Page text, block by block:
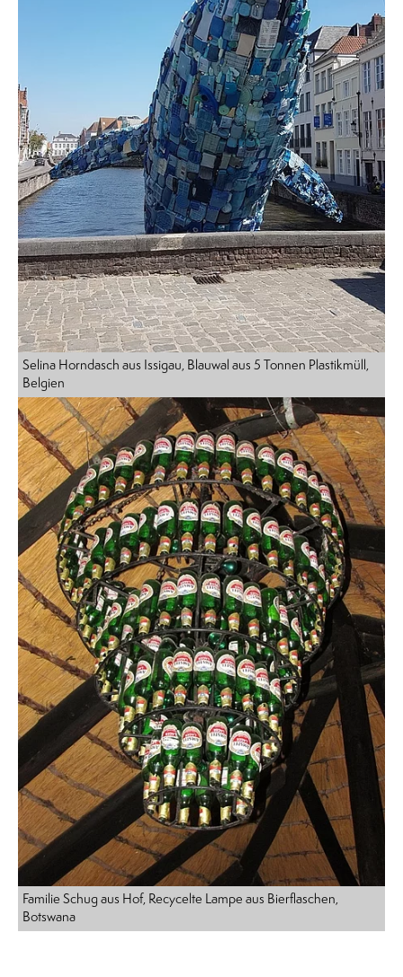
Selina Horndasch aus Issigau, Blauwal aus 5 Tonnen Plastikmüll,
Belgien
Familie Schug aus Hof, Recycelte Lampe aus Bierflaschen,
Botswana